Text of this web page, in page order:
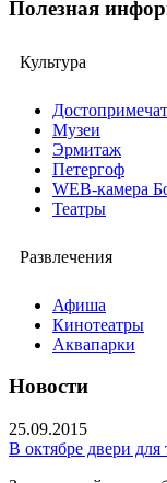
Полезная
Культура
Музеи
Эрмитаж
Петергоф
WEB-камера
Театры
Развлечения
Афиша
Кинотеатры
Аквапарки
Новости
25.09.2015
В октябре двери для